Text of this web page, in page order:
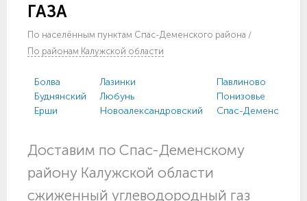
ГАЗА
По населённым пунктам Спас-Деменского района /
По районам Калужской области
Болва
Буднянский
Ерши
Лазинки
Любунь
Новоалександровский
Павлиново
Понизовье
Спас-Деменск
Доставим по Спас-Деменскому
району Калужской области
сжиженный углеводородный газ